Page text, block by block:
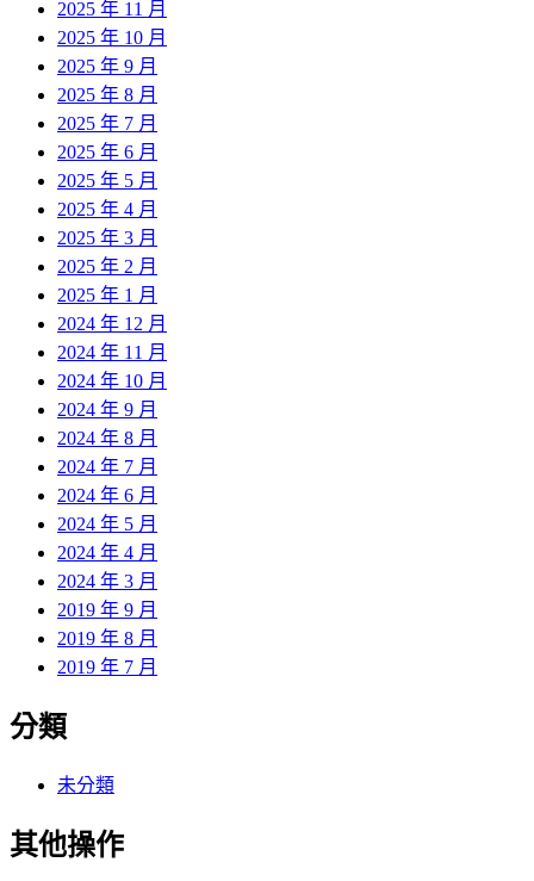
2025 年 11 月
2025 年 10 月
2025 年 9 月
2025 年 8 月
2025 年 7 月
2025 年 6 月
2025 年 5 月
2025 年 4 月
2025 年 3 月
2025 年 2 月
2025 年 1 月
2024 年 12 月
2024 年 11 月
2024 年 10 月
2024 年 9 月
2024 年 8 月
2024 年 7 月
2024 年 6 月
2024 年 5 月
2024 年 4 月
2024 年 3 月
2019 年 9 月
2019 年 8 月
2019 年 7 月
分類
未分類
其他操作